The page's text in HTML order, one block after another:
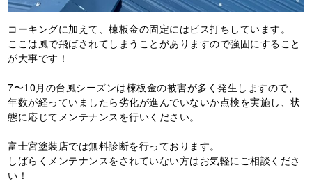
コーキングに加えて、棟板金の固定にはビス打ちしています。
ここは風で飛ばされてしまうことがありますので強固にすること
が大事です！
7〜10月の台風シーズンは棟板金の被害が多く発生しますので、
年数が経っていましたら劣化が進んでいないか点検を実施し、状
態に応じてメンテナンスを行いください。
富士宮塗装店では無料診断を行っております。
しばらくメンテナンスをされていない方はお気軽にご相談くださ
い！